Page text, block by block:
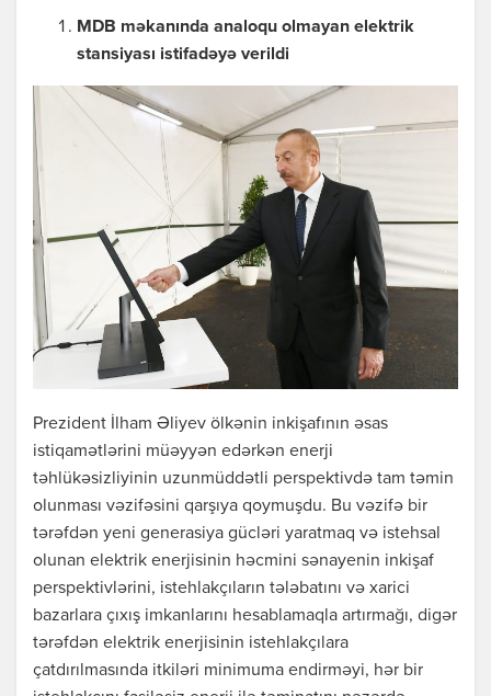
MDB məkanında analoqu olmayan elektrik
stansiyası istifadəyə verildi
Prezident İlham Əliyev ölkənin inkişafının əsas
istiqamətlərini müəyyən edərkən enerji
təhlükəsizliyinin uzunmüddətli perspektivdə tam təmin
olunması vəzifəsini qarşıya qoymuşdu. Bu vəzifə bir
tərəfdən yeni generasiya gücləri yaratmaq və istehsal
olunan elektrik enerjisinin həcmini sənayenin inkişaf
perspektivlərini, istehlakçıların tələbatını və xarici
bazarlara çıxış imkanlarını hesablamaqla artırmağı, digər
tərəfdən elektrik enerjisinin istehlakçılara
çatdırılmasında itkiləri minimuma endirməyi, hər bir